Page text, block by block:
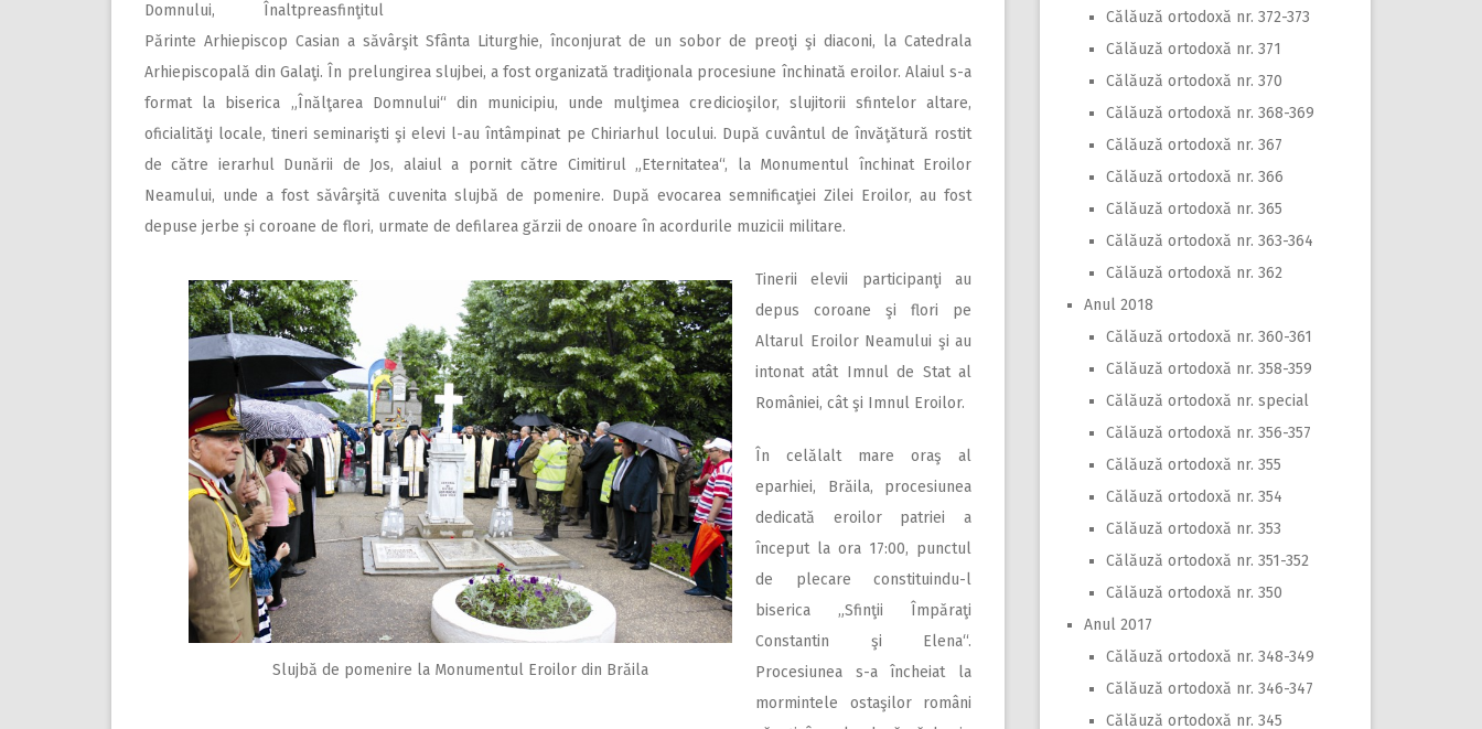
Domnului, Înaltpreasfinţitul
Părinte Arhiepiscop Casian a săvârşit Sfânta Liturghie, înconjurat de un sobor de preoţi şi diaconi, la Catedrala
Arhiepiscopală din Galaţi. În prelungirea slujbei, a fost organizată tradiţionala procesiune închinată eroilor. Alaiul s-a
format la biserica „Înălţarea Domnului“ din municipiu, unde mulţimea credicioşilor, slujitorii sfintelor altare,
oficialităţi locale, tineri seminarişti şi elevi l-au întâmpinat pe Chiriarhul locului. După cuvântul de învăţătură rostit
de către ierarhul Dunării de Jos, alaiul a pornit către Cimitirul „Eternitatea“, la Monumentul închinat Eroilor
Neamului, unde a fost săvârşită cuvenita slujbă de pomenire. După evocarea semnificaţiei Zilei Eroilor, au fost
depuse jerbe și coroane de flori, urmate de defilarea gărzii de onoare în acordurile muzicii militare.
Slujbă de pomenire la Monumentul Eroilor din Brăila
Tinerii elevii participanţi au
depus coroane şi flori pe
Altarul Eroilor Neamului şi au
intonat atât Imnul de Stat al
României, cât şi Imnul Eroilor.
În celălalt mare oraş al
eparhiei, Brăila, procesiunea
dedicată eroilor patriei a
început la ora 17:00, punctul
de plecare constituindu-l
biserica „Sfinţii Împăraţi
Constantin şi Elena“.
Procesiunea s-a încheiat la
mormintele ostaşilor români
Călăuză ortodoxă nr. 372-373
Călăuză ortodoxă nr. 371
Călăuză ortodoxă nr. 370
Călăuză ortodoxă nr. 368-369
Călăuză ortodoxă nr. 367
Călăuză ortodoxă nr. 366
Călăuză ortodoxă nr. 365
Călăuză ortodoxă nr. 363-364
Călăuză ortodoxă nr. 362
Anul 2018
Călăuză ortodoxă nr. 360-361
Călăuză ortodoxă nr. 358-359
Călăuză ortodoxă nr. special
Călăuză ortodoxă nr. 356-357
Călăuză ortodoxă nr. 355
Călăuză ortodoxă nr. 354
Călăuză ortodoxă nr. 353
Călăuză ortodoxă nr. 351-352
Călăuză ortodoxă nr. 350
Anul 2017
Călăuză ortodoxă nr. 348-349
Călăuză ortodoxă nr. 346-347
Călăuză ortodoxă nr. 345